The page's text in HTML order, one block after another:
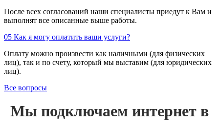
После всех согласований наши специалисты приедут к Вам и
выполнят все описанные выше работы.
05 Как я могу оплатить ваши услуги?
Оплату можно произвести как наличными (для физических
лиц), так и по счету, который мы выставим (для юридических
лиц).
Все вопросы
Мы подключаем интернет в